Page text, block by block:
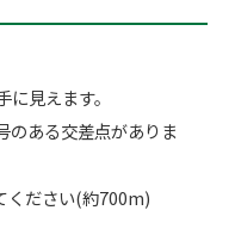
見えます。
のある交差点がありま
ください(約700m)